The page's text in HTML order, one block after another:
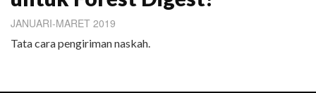
JANUARI-MARET 2019
Tata cara pengiriman naskah.